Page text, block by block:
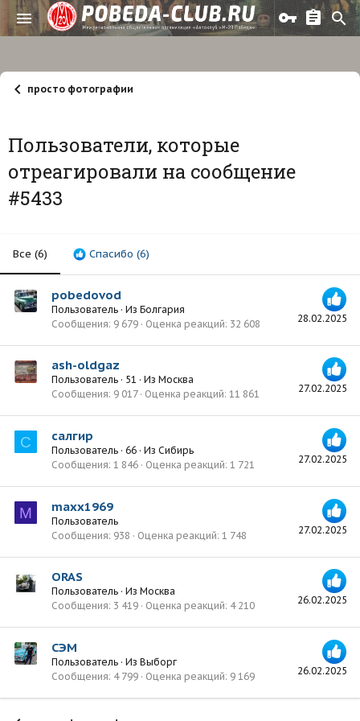
просто фотографии
Пользователи, которые
отреагировали на сообщение
#5433
Все (6) Спасибо (6)
28.02.2025
pobedovod
Пользователь · Из Болгария
Сообщения 9 679 Оценка реакций 32 608
27.02.2025
ash-oldgaz
Пользователь · 51 · Из Москва
Сообщения 9 017 Оценка реакций 11 861
С
27.02.2025
салгир
Пользователь · 66 · Из Сибирь
Сообщения 1 846 Оценка реакций 1 721
M
27.02.2025
maxx1969
Пользователь
Сообщения 938 Оценка реакций 1 748
26.02.2025
ORAS
Пользователь · Из Москва
Сообщения 3 419 Оценка реакций 4 210
26.02.2025
СЭМ
Пользователь · Из Выборг
Сообщения 4 799 Оценка реакций 9 169